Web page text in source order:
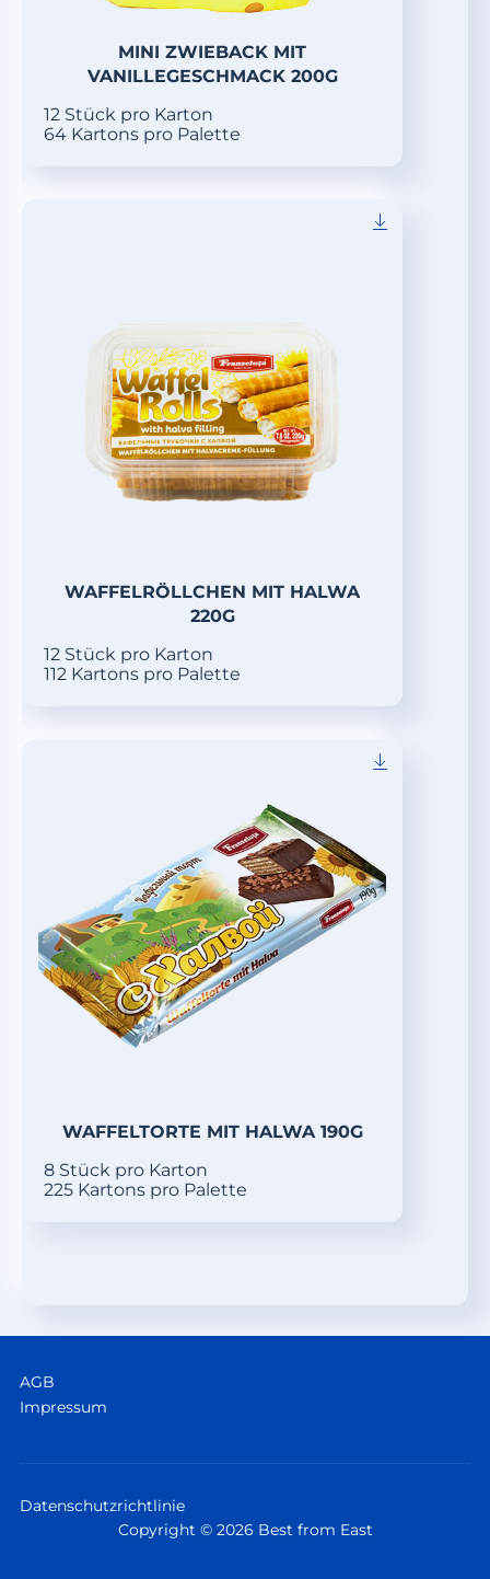
MINI ZWIEBACK MIT
VANILLEGESCHMACK 200G
12 Stück pro Karton
64 Kartons pro Palette
WAFFELRÖLLCHEN MIT HALWA
220G
12 Stück pro Karton
112 Kartons pro Palette
WAFFELTORTE MIT HALWA 190G
8 Stück pro Karton
225 Kartons pro Palette
AGB
Impressum
Datenschutzrichtlinie
Copyright © 2026 Best from East